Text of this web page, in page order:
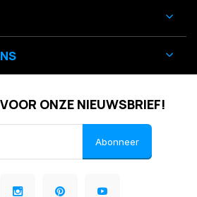
ONZE NIEUWSBRIEF!
Abonneer